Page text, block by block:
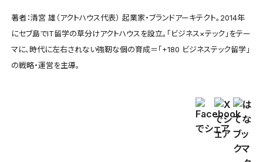
著者：清宮 雄（アクトハウス代表） 起業家・ブランドアーキテクト。2014年
にセブ島でIT留学の草分けアクトハウスを設立。「ビジネス×テック」をテー
マに、時代に左右されない強靭な個の育成＝「+180 ビジネステック留学」
の戦略・運営を主導。